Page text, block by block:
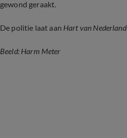
gewond geraakt.
De politie laat aan Hart van Nederland
Beeld: Harm Meter